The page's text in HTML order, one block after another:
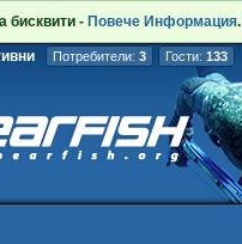
бисквити - Повече Информация.
Потребители: 3 Гости: 133